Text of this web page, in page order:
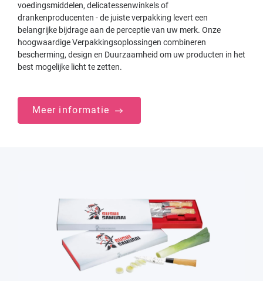
voedingsmiddelen, delicatessenwinkels of
drankenproducenten - de juiste verpakking levert een
belangrijke bijdrage aan de perceptie van uw merk. Onze
hoogwaardige Verpakkingsoplossingen combineren
bescherming, design en Duurzaamheid om uw producten in het
best mogelijke licht te zetten.
Meer informatie